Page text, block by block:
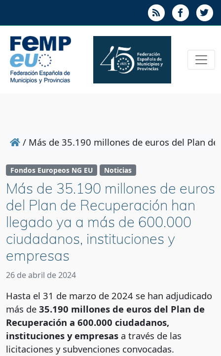
/ Más de 35.190 millones de euros del Plan
Fondos Europeos NG EU Noticias
Más de 35.190 millones de euros
del Plan de Recuperación han
llegado ya a más de 600.000
ciudadanos, instituciones y
empresas
26 de abril de 2024
Hasta el 31 de marzo de 2024 se han adjudicado
más de 35.190 millones de euros del Plan de
Recuperación a 600.000 ciudadanos,
instituciones y empresas a través de las
licitaciones y subvenciones convocadas.